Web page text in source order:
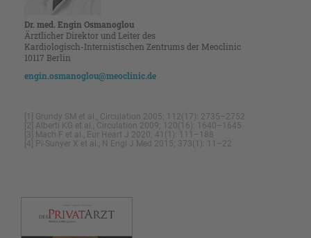
Dr. med. Engin Osmanoglou
Ärztlicher Direktor und Leiter des
Kardiologisch-Internistischen Zentrums der Meoclinic
10117 Berlin
engin.osmanoglou@meoclinic.de
[1] Grundy SM et al., Circulation 2005; 112(17): 2735–2752
[2] Alberti KG et al., Circulation 2009; 120(16): 1640–1645
[3] Mach F et al., Eur Heart J 2020; 41(1): 111–188
[4] Pi-Sunyer X et al., N Engl J Med 2015; 373(1): 11–22